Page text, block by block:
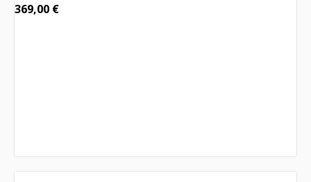
369,00 €